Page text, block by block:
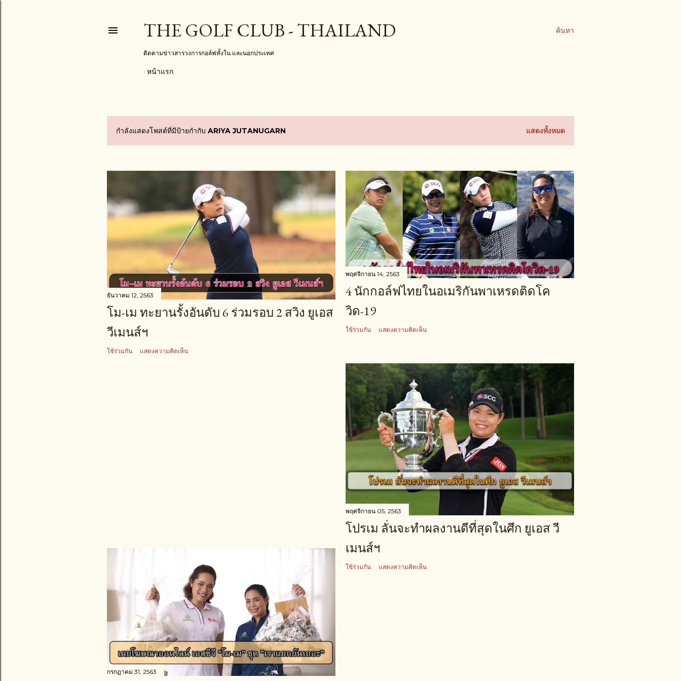
ค้นหา
THE GOLF CLUB - THAILAND
ติดตามข่าวสารวงการกอล์ฟทั้งใน และนอกประเทศ
หน้าแรก
บ
ค
ว
า
กำลังแสดงโพสต์ที่มีป้ายกำกับ ARIYA JUTANUGARN แสดงทั้งหมด
ธันวาคม 12, 2563
โม-เม ทะยานรั้งอันดับ 6 ร่วมรอบ 2 สวิง ยูเอส
วีเมนส์ฯ
ใช้ร่วมกัน แสดงความคิดเห็น
พฤศจิกายน 14, 2563
4 นักกอล์ฟไทยในอเมริกันพาเหรดติดโค
วิด-19
ใช้ร่วมกัน แสดงความคิดเห็น
พฤศจิกายน 05, 2563
โปรเม ลั่นจะทำผลงานดีที่สุดในศึก ยูเอส วี
เมนส์ฯ
ใช้ร่วมกัน แสดงความคิดเห็น
กรกฎาคม 31, 2563